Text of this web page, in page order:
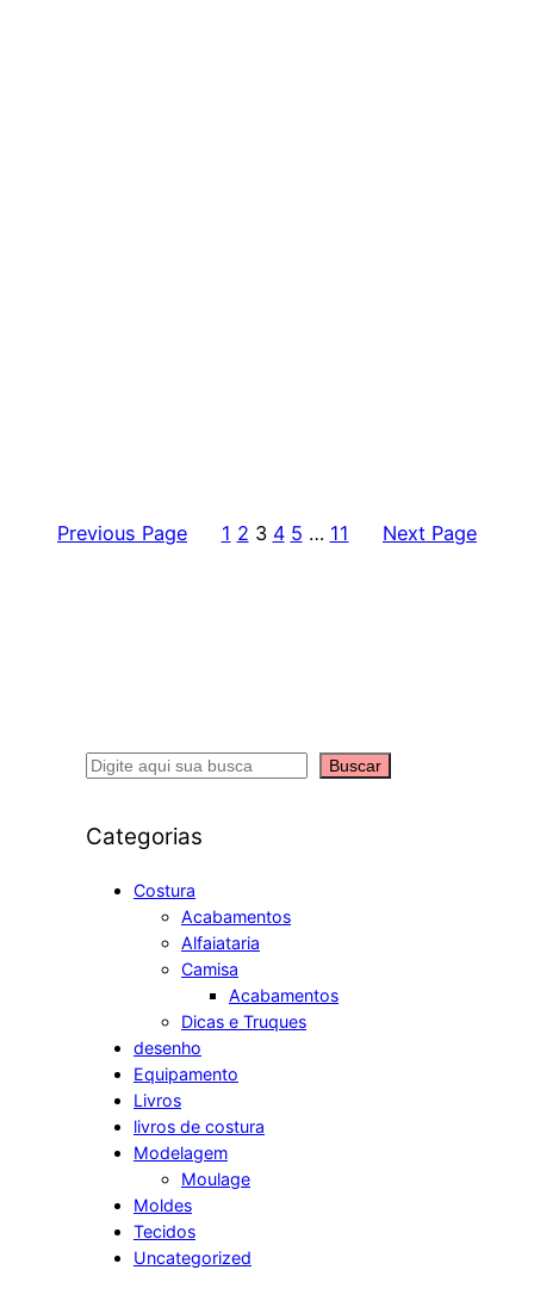
Previous Page 1 2 3 4 5 … 11 Next Page
S
a
Buscar
Categorias
Costura
Acabamentos
Alfaiataria
Camisa
Acabamentos
Dicas e Truques
desenho
Equipamento
Livros
livros de costura
Modelagem
Moulage
Moldes
Tecidos
Uncategorized